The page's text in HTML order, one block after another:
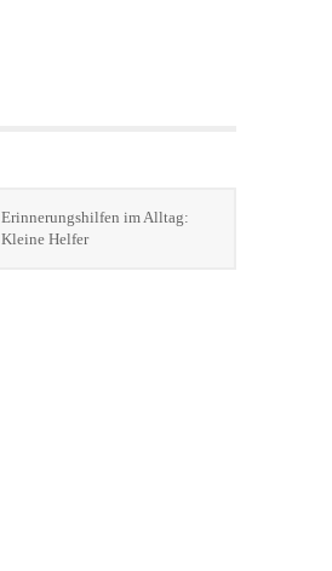
Erinnerungshilfen im Alltag:
Kleine Helfer